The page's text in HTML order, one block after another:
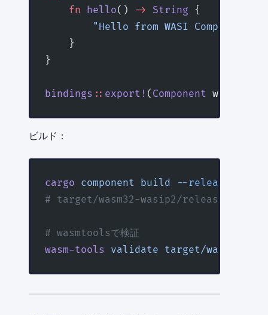
    fn
hello() -> String {
        "Hello from WASI Component!"
    }
}
bindings :: export! ( Component
ビルド：
cargo component build --release
# target/wasm32-wasip2/release/
# wasmtoolsで検証
wasm-tools validate target/wasm32-